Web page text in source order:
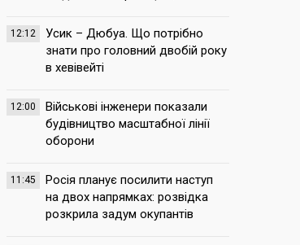
12:12
Усик – Дюбуа. Що потрібно
знати про головний двобій року
в хевівейті
12:00
Військові інженери показали
будівництво масштабної лінії
оборони
11:45
Росія планує посилити наступ
на двох напрямках: розвідка
розкрила задум окупантів